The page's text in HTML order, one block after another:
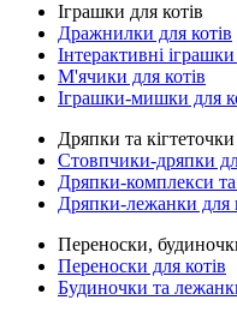
Іграшки для котів
Дражнилки для котів
Інтерактивні іграшки
М'ячики для котів
Іграшки-мишки для
Дряпки та кігтеточки
Стовпчики-дряпки
Дряпки-комплекси
Дряпки-лежанки для
Переноски,
Переноски для котів
Будиночки та